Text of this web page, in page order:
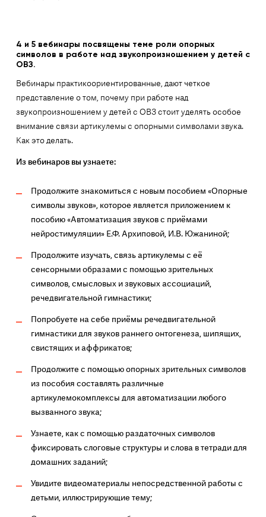
4 и 5 вебинары посвящены теме роли опорных
символов в работе над звукопроизношением у детей с
ОВЗ.
Вебинары практикоориентированные, дают четкое
представление о том, почему при работе над
звукопроизношением у детей с ОВЗ стоит уделять особое
внимание связи артикулемы с опорными символами звука.
Как это делать.
Из вебинаров вы узнаете:
Продолжите знакомиться с новым пособием «Опорные
символы звуков», которое является приложением к
пособию «Автоматизация звуков с приёмами
нейростимуляции» Е.Ф. Архиповой, И.В. Южаниной;
Продолжите изучать, связь артикулемы с её
сенсорными образами с помощью зрительных
символов, смысловых и звуковых ассоциаций,
речедвигательной гимнастики;
Попробуете на себе приёмы речедвигательной
гимнастики для звуков раннего онтогенеза, шипящих,
свистящих и аффрикатов;
Продолжите с помощью опорных зрительных символов
из пособия составлять различные
артикулемокомплексы для автоматизации любого
вызванного звука;
Узнаете, как с помощью раздаточных символов
фиксировать слоговые структуры и слова в тетради для
домашних заданий;
Увидите видеоматериалы непосредственной работы с
детьми, иллюстрирующие тему;